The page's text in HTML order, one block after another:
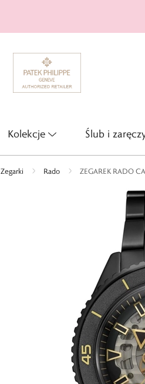
Kolekcje Ślub i
Zegarki Rado ZEGAREK RADO